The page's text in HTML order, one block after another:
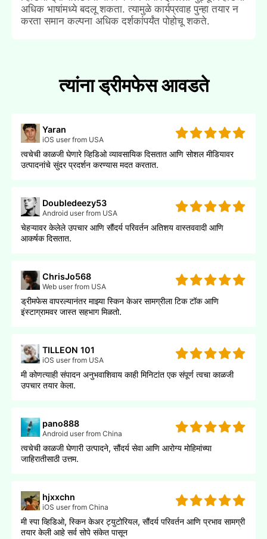
अधिक भाषांमध्ये बदलू शकता. त्यामुळे कार्यप्रवाह पुन्हा तयार न
करता समान कल्पना अधिक दर्शकांपर्यंत पोहोचू शकते.
त्यांना ड्रीमफेस आवडते
Yaran
iOS user from USA
त्वचेची काळजी घेणारे व्हिडिओ व्यावसायिक दिसतात आणि सोशल मीडियावर
उत्पादनांचे सुंदर प्रदर्शन करण्यास मदत करतात.
Doubledeezy53
Android user from USA
चेहऱ्यावर केलेले उपचार आणि सौंदर्य परिवर्तन अतिशय वास्तववादी आणि
आकर्षक दिसतात.
ChrisJo568
Web user from USA
ड्रीमफेस वापरल्यानंतर माझ्या स्किन केअर सामग्रीला टिक टॉक आणि
इंस्टाग्रामवर जास्त सहभाग मिळतो.
TILLEON 101
iOS user from USA
मी कोणत्याही संपादन अनुभवाशिवाय काही मिनिटांत एक संपूर्ण त्वचा काळजी
उपचार तयार केला.
pano888
Android user from China
त्वचेची काळजी घेणारी उत्पादने, सौंदर्य सेवा आणि आरोग्य मोहिमांच्या
जाहिरातीसाठी उत्तम.
hjxxchn
iOS user from China
मी स्पा व्हिडिओ, स्किन केअर ट्युटोरियल, सौंदर्य परिवर्तन आणि प्रभाव सामग्री
तयार केली आहे सर्व सोपे संकेत पासून